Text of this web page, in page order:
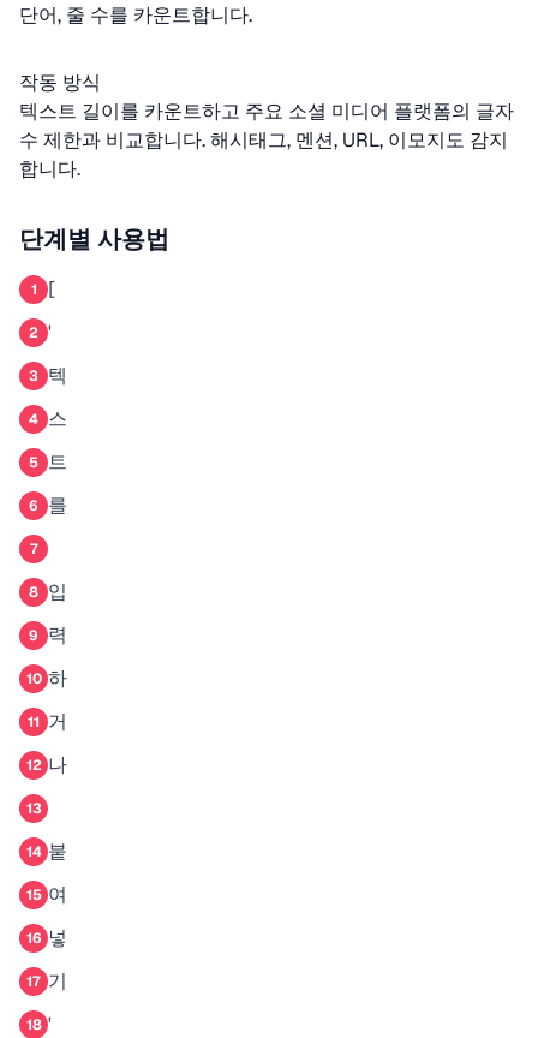
단어, 줄 수를 카운트합니다.
작동 방식
텍스트 길이를 카운트하고 주요 소셜 미디어 플랫폼의 글자
수 제한과 비교합니다. 해시태그, 멘션, URL, 이모지도 감지
합니다.
단계별 사용법
1 [
2 '
3 텍
4 스
5 트
6 를
7
8 입
9 력
10 하
11 거
12 나
13
14 붙
15 여
16 넣
17 기
18 '